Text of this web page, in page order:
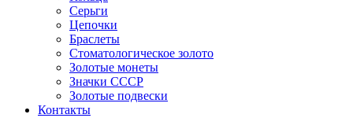
Серьги
Цепочки
Браслеты
Стоматологическое золото
Золотые монеты
Значки СССР
Золотые подвески
Контакты